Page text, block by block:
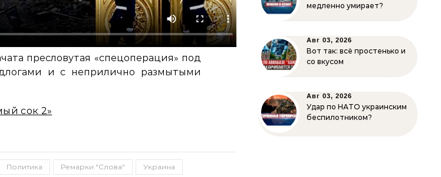
пресловутая «спецоперация» под
и с неприлично размытыми
сок 2»
Политика Ремарки "Слова" Украина
медленно умирает?
Авг 03, 2026
Вот так: всё простенько и
со вкусом
Авг 03, 2026
Удар по НАТО украинским
беспилотником?